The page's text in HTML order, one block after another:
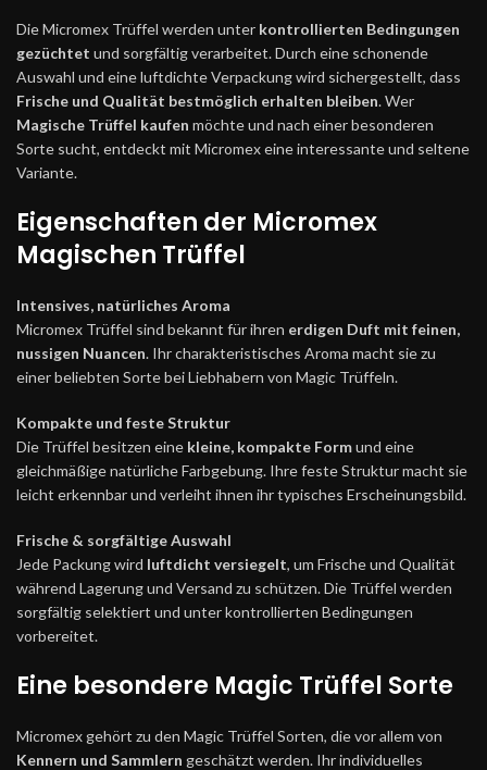
Die Micromex Trüffel werden unter kontrollierten Bedingungen
gezüchtet und sorgfältig verarbeitet. Durch eine schonende
Auswahl und eine luftdichte Verpackung wird sichergestellt, dass
Frische und Qualität bestmöglich erhalten bleiben. Wer
Magische Trüffel kaufen möchte und nach einer besonderen
Sorte sucht, entdeckt mit Micromex eine interessante und seltene
Variante.
Eigenschaften der Micromex
Magischen Trüffel
Intensives, natürliches Aroma
Micromex Trüffel sind bekannt für ihren erdigen Duft mit feinen,
nussigen Nuancen. Ihr charakteristisches Aroma macht sie zu
einer beliebten Sorte bei Liebhabern von Magic Trüffeln.
Kompakte und feste Struktur
Die Trüffel besitzen eine kleine, kompakte Formund eine
gleichmäßige natürliche Farbgebung. Ihre feste Struktur macht sie
leicht erkennbar und verleiht ihnen ihr typisches Erscheinungsbild.
Frische & sorgfältige Auswahl
Jede Packung wird luftdicht versiegelt, um Frische und Qualität
während Lagerung und Versand zu schützen. Die Trüffel werden
sorgfältig selektiert und unter kontrollierten Bedingungen
vorbereitet.
Eine besondere Magic Trüffel Sorte
Micromex gehört zu den Magic Trüffel Sorten, die vor allem von
Kennern und Sammlern geschätzt werden. Ihr individuelles